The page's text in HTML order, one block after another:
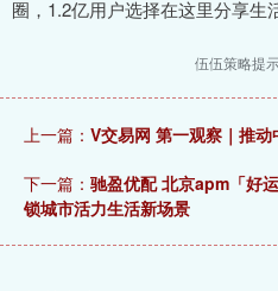
圈，1.2亿用户选择在这里分享生活
伍伍策略提
上一篇： V交易网 第一观察｜推
下一篇： 驰盈优配 北京apm「好
锁城市活力生活新场景